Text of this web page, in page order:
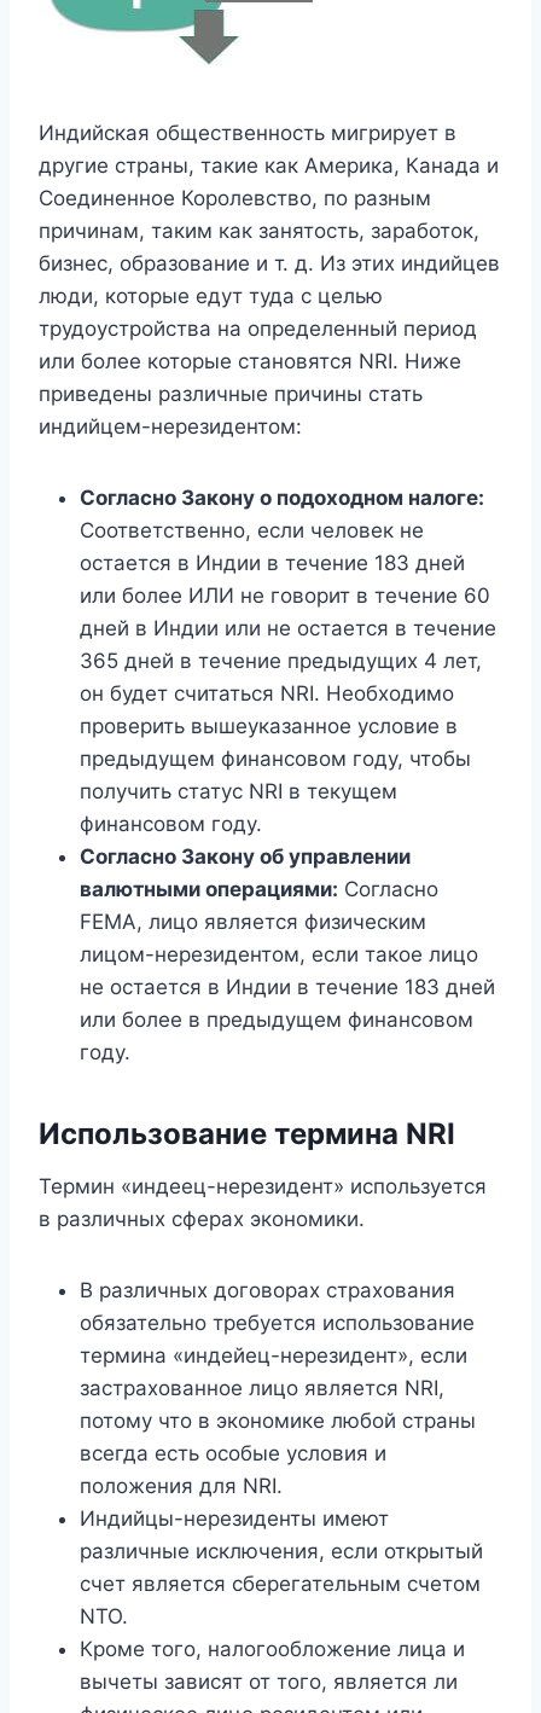
Индийская общественность мигрирует в
другие страны, такие как Америка, Канада и
Соединенное Королевство, по разным
причинам, таким как занятость, заработок,
бизнес, образование и т. д. Из этих индийцев
люди, которые едут туда с целью
трудоустройства на определенный период
или более которые становятся NRI. Ниже
приведены различные причины стать
индийцем-нерезидентом:
Согласно Закону о подоходном налоге:
Соответственно, если человек не
остается в Индии в течение 183 дней
или более ИЛИ не говорит в течение 60
дней в Индии или не остается в течение
365 дней в течение предыдущих 4 лет,
он будет считаться NRI. Необходимо
проверить вышеуказанное условие в
предыдущем финансовом году, чтобы
получить статус NRI в текущем
финансовом году.
Согласно Закону об управлении
валютными операциями: Согласно
FEMA, лицо является физическим
лицом-нерезидентом, если такое лицо
не остается в Индии в течение 183 дней
или более в предыдущем финансовом
году.
Использование термина NRI
Термин «индеец-нерезидент» используется
в различных сферах экономики.
В различных договорах страхования
обязательно требуется использование
термина «индейец-нерезидент», если
застрахованное лицо является NRI,
потому что в экономике любой страны
всегда есть особые условия и
положения для NRI.
Индийцы-нерезиденты имеют
различные исключения, если открытый
счет является сберегательным счетом
NTO.
Кроме того, налогообложение лица и
вычеты зависят от того, является ли